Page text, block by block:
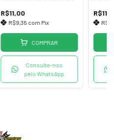
R$11,00
R$9,35 com Pix
COMPRAR
Consulte-nos
pelo WhatsApp